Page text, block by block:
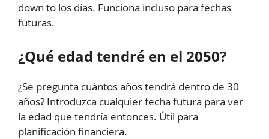
down to los días. Funciona incluso para fechas
futuras.
¿Qué edad tendré en el 2050?
¿Se pregunta cuántos años tendrá dentro de 30
años? Introduzca cualquier fecha futura para ver
la edad que tendría entonces. Útil para
planificación financiera.